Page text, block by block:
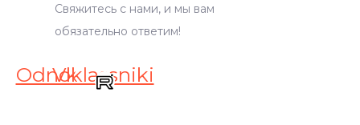
Свяжитесь с нами, и мы вам
обязательно ответим!
Vk
Odnoklassniki